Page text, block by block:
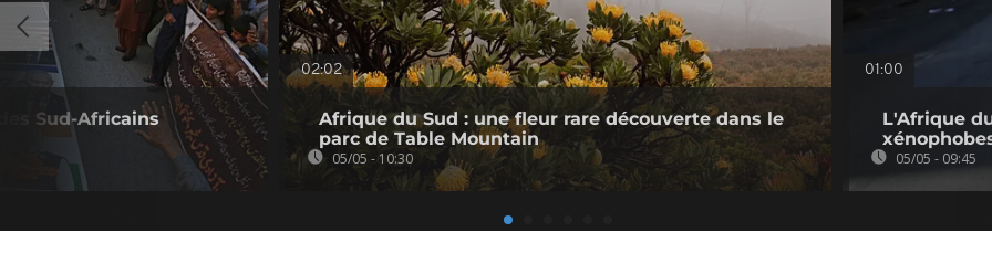
Sud-Africains
02:02
Afrique du Sud : une fleur rare découverte dans le
parc de Table Mountain
05/05 - 10:30
01:00
L'Afrique
05/05 - 09:45